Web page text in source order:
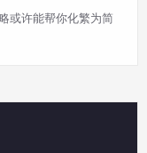
或许能帮你化繁为简